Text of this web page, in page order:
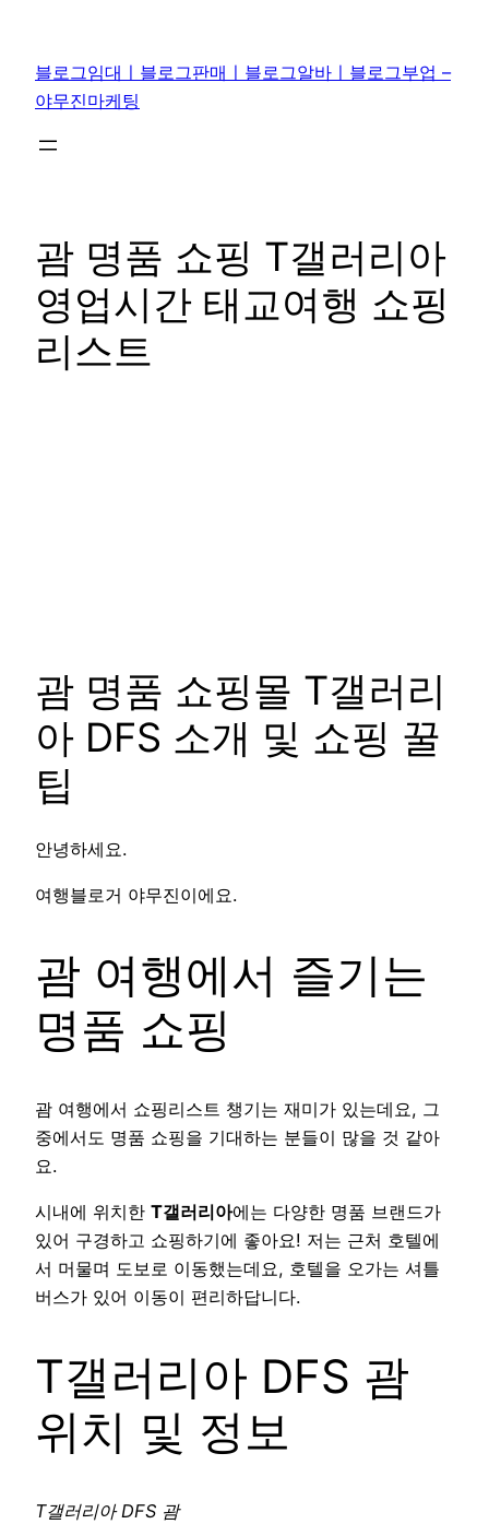
블로그임대ㅣ블로그판매ㅣ블로그알바ㅣ블로그부업 –
야무진마케팅
괌 명품 쇼핑 T갤러리아
영업시간 태교여행 쇼핑
리스트
괌 명품 쇼핑몰 T갤러리
아 DFS 소개 및 쇼핑 꿀
팁
안녕하세요.
여행블로거 야무진이에요.
괌 여행에서 즐기는
명품 쇼핑
괌 여행에서 쇼핑리스트 챙기는 재미가 있는데요, 그
중에서도 명품 쇼핑을 기대하는 분들이 많을 것 같아
요.
시내에 위치한 T갤러리아에는 다양한 명품 브랜드가
있어 구경하고 쇼핑하기에 좋아요! 저는 근처 호텔에
서 머물며 도보로 이동했는데요, 호텔을 오가는 셔틀
버스가 있어 이동이 편리하답니다.
T갤러리아 DFS 괌
위치 및 정보
T갤러리아 DFS 괌